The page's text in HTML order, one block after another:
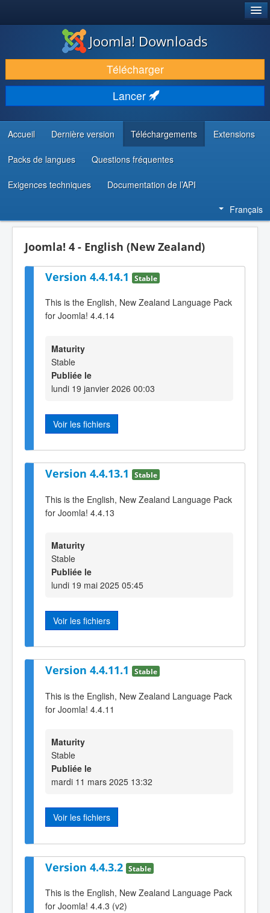
TÉLÉCHARGER & ÉTENDRE
DÉCOUVRIR & APPRENDRE
COMMUNAUTÉ & SUPPORT
RESSOURCES DÉVELOPPEURS
Joomla! Downloads
Télécharger
Lancer
Accueil Dernière version Téléchargements Extensions
Packs de langues Questions fréquentes
Exigences techniques Documentation de l’API
Français
Joomla! 4 - English (New Zealand)
Version 4.4.14.1 Stable
This is the English, New Zealand Language Pack
for Joomla! 4.4.14
Maturity
Stable
Publiée le
lundi 19 janvier 2026 00:03
Voir les fichiers
Version 4.4.13.1 Stable
This is the English, New Zealand Language Pack
for Joomla! 4.4.13
Maturity
Stable
Publiée le
lundi 19 mai 2025 05:45
Voir les fichiers
Version 4.4.11.1 Stable
This is the English, New Zealand Language Pack
for Joomla! 4.4.11
Maturity
Stable
Publiée le
mardi 11 mars 2025 13:32
Voir les fichiers
Version 4.4.3.2 Stable
This is the English, New Zealand Language Pack
for Joomla! 4.4.3 (v2)